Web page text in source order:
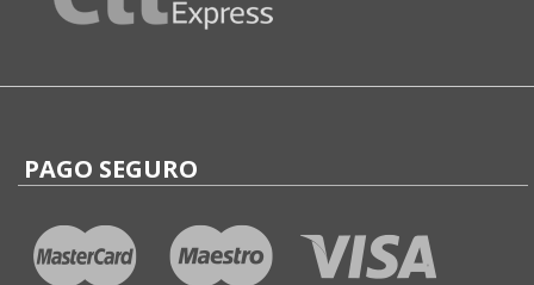
PAGO SEGURO